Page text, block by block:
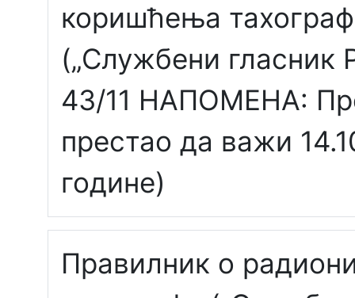
коришћења
(„Службени гласник
43/11 НАПОМЕНА:
престао да важи
године)
Правилник о